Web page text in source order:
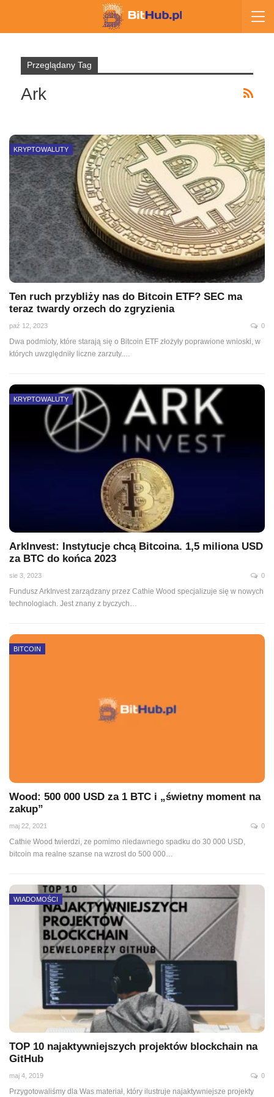
Przeglądany Tag
Ark
KRYPTOWALUTY
Ten ruch przybliży nas do Bitcoin ETF? SEC ma
teraz twardy orzech do zgryzienia
paź 12, 2023 0
Dwa podmioty, które starają się o Bitcoin ETF złożyły poprawione wnioski, w
których uwzględniły liczne zarzuty.…
KRYPTOWALUTY
ArkInvest: Instytucje chcą Bitcoina. 1,5 miliona USD
za BTC do końca 2023
sie 3, 2023 0
Fundusz ArkInvest zarządzany przez Cathie Wood specjalizuje się w nowych
technologiach. Jest znany z byczych…
BITCOIN
Wood: 500 000 USD za 1 BTC i „świetny moment na
zakup”
maj 22, 2021 0
Cathie Wood twierdzi, ze pomimo niedawnego spadku do 30 000 USD,
bitcoin ma realne szanse na wzrost do 500 000…
WIADOMOŚCI
TOP 10 najaktywniejszych projektów blockchain na
GitHub
maj 4, 2019 0
Przygotowaliśmy dla Was materiał, który ilustruje najaktywniejsze projekty